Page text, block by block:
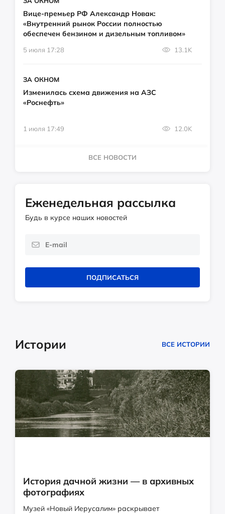
Вице-премьер РФ Александр Новак:
«Внутренний рынок России полностью
обеспечен бензином и дизельным топливом»
5 июля 17:28 13.1K
ЗА ОКНОМ
Изменилась схема движения на АЗС
«Роснефть»
1 июля 17:49 12.0K
ВСЕ НОВОСТИ
Еженедельная рассылка
Будь в курсе наших новостей
ПОДПИСАТЬСЯ
Истории ВСЕ ИСТОРИИ
История дачной жизни — в архивных
фотографиях
Музей «Новый Иерусалим» раскрывает